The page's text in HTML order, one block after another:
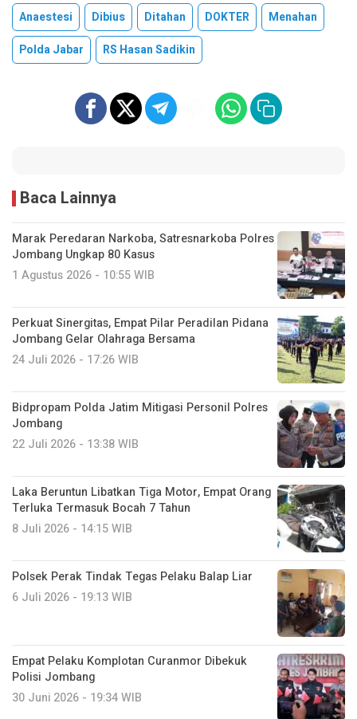
Anaestesi Dibius Ditahan DOKTER
Menahan
Polda Jabar
RS Hasan Sadikin
Baca Lainnya
Marak Peredaran Narkoba, Satresnarkoba Polres
Jombang Ungkap 80 Kasus
1 Agustus 2026 - 10:55 WIB
Perkuat Sinergitas, Empat Pilar Peradilan Pidana
Jombang Gelar Olahraga Bersama
24 Juli 2026 - 17:26 WIB
Bidpropam Polda Jatim Mitigasi Personil Polres
Jombang
22 Juli 2026 - 13:38 WIB
Laka Beruntun Libatkan Tiga Motor, Empat Orang
Terluka Termasuk Bocah 7 Tahun
8 Juli 2026 - 14:15 WIB
Polsek Perak Tindak Tegas Pelaku Balap Liar
6 Juli 2026 - 19:13 WIB
Empat Pelaku Komplotan Curanmor Dibekuk
Polisi Jombang
30 Juni 2026 - 19:34 WIB